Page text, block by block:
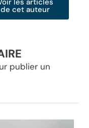
de cet auteur
publier un